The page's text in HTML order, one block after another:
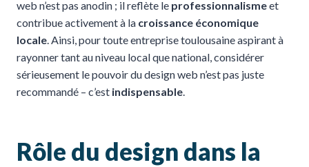
web n’est pas anodin ; il reflète le professionnalismeet
contribue activement à la croissance économique
locale . Ainsi, pour toute entreprise toulousaine aspirant à
rayonner tant au niveau local que national, considérer
sérieusement le pouvoir du design web n’est pas juste
recommandé – c’est indispensable
Rôle du design dans la